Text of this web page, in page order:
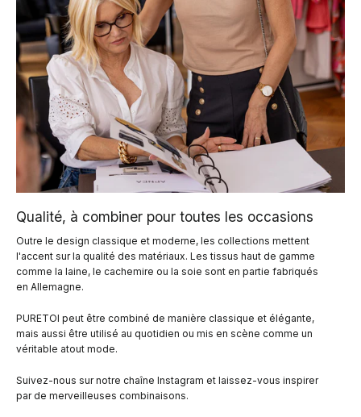
Qualité, à combiner pour toutes les occasions
Outre le design classique et moderne, les collections mettent
l'accent sur la qualité des matériaux. Les tissus haut de gamme
comme la laine, le cachemire ou la soie sont en partie fabriqués
en Allemagne.
PURETOI peut être combiné de manière classique et élégante,
mais aussi être utilisé au quotidien ou mis en scène comme un
véritable atout mode.
Suivez-nous sur notre chaîne Instagram et laissez-vous inspirer
par de merveilleuses combinaisons.